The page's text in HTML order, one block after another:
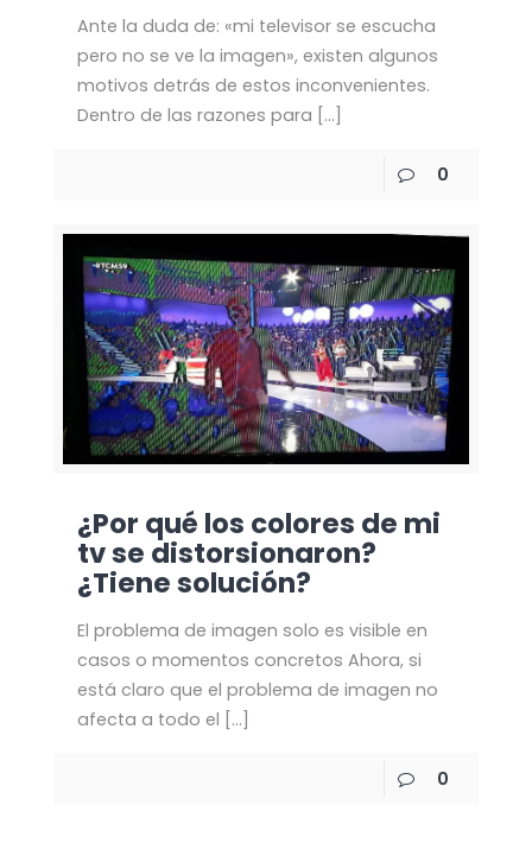
Ante la duda de: «mi televisor se escucha
pero no se ve la imagen», existen algunos
motivos detrás de estos inconvenientes.
Dentro de las razones para […]
0
¿Por qué los colores de mi
tv se distorsionaron?
¿Tiene solución?
El problema de imagen solo es visible en
casos o momentos concretos Ahora, si
está claro que el problema de imagen no
afecta a todo el […]
0